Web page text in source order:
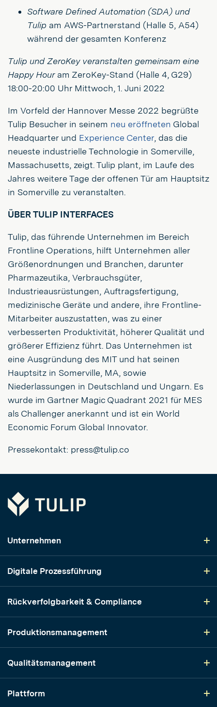
Software Defined Automation (SDA) und
Tulip am AWS-Partnerstand (Halle 5, A54)
während der gesamten Konferenz
Tulip und ZeroKey veranstalten gemeinsam eine
Happy Houram ZeroKey-Stand (Halle 4, G29)
18:00-20:00 Uhr Mittwoch, 1. Juni 2022
Im Vorfeld der Hannover Messe 2022 begrüßte
Tulip Besucher in seinem neu eröffneten Global
Headquarter und Experience Center, das die
neueste industrielle Technologie in Somerville,
Massachusetts, zeigt. Tulip plant, im Laufe des
Jahres weitere Tage der offenen Tür am Hauptsitz
in Somerville zu veranstalten.
ÜBER TULIP INTERFACES
Tulip, das führende Unternehmen im Bereich
Frontline Operations, hilft Unternehmen aller
Größenordnungen und Branchen, darunter
Pharmazeutika, Verbrauchsgüter,
Industrieausrüstungen, Auftragsfertigung,
medizinische Geräte und andere, ihre Frontline-
Mitarbeiter auszustatten, was zu einer
verbesserten Produktivität, höherer Qualität und
größerer Effizienz führt. Das Unternehmen ist
eine Ausgründung des MIT und hat seinen
Hauptsitz in Somerville, MA, sowie
Niederlassungen in Deutschland und Ungarn. Es
wurde im Gartner Magic Quadrant 2021 für MES
als Challenger anerkannt und ist ein World
Economic Forum Global Innovator.
Pressekontakt: press@tulip.co
Tulip
Unternehmen
Digitale Prozessführung
Rückverfolgbarkeit & Compliance
Produktionsmanagement
Qualitätsmanagement
Plattform